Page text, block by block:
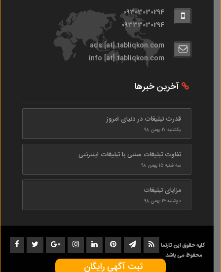
09303030294
09333030294
ads [at] tabliqkon.com
info [at] tabliqkon.com
آخرین خبرها
قدرت تبلیغات در دنیای امروز
یکشنبه ۲۰ بهمن ۹۸
تفاوت تبلیغات سنتی با تبلیغات اینترنتی
سه شنبه ۱۵ بهمن ۹۸
مزایای تبلیغات
دوشنبه ۱۴ بهمن ۹۸
کلیه حقوق این تارنما
محفوظ می باشد.
1402-1398
ثبت آگهی رایگان